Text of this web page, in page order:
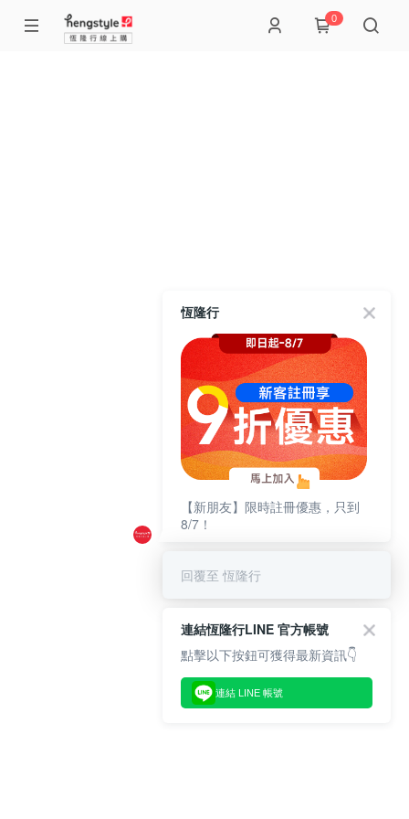
0
恆隆行
【新朋友】限時註冊優惠，只到
8/7！
回覆至 恆隆行
連結恆隆行LINE 官方帳號
點擊以下按鈕可獲得最新資訊👇
連結 LINE 帳號